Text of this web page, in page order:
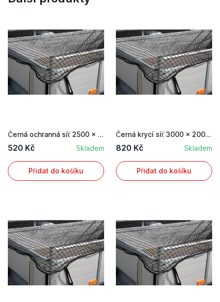
Černá ochranná síť 2500 x 1500 mm k zajištění n...
520 Kč Skladem
Přidat do košíku
Černá krycí síť 3000 x 2000 mm k zajištění nákl...
820 Kč Skladem
Přidat do košíku